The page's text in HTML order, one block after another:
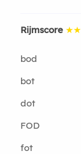
Rijmscore
bod
bot
dot
FOD
fot